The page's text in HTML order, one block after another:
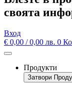
своята
Вход
€ 0,00 / 0,00 лв. 0
Продукти
Затвори